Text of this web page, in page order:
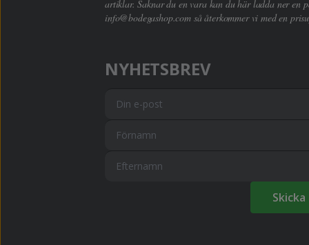
artiklar. Saknar du en vara kan du här ladda ner en
info@bodegashop.comså återkommer vi med en
NYHETSBREV
Skicka